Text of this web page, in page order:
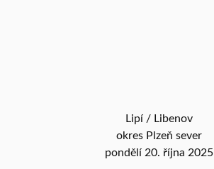
Lipí / Libenov
okres Plzeň sever
pondělí 20. října 2025